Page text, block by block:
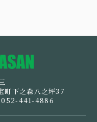
下之森八之坪37
441-4886